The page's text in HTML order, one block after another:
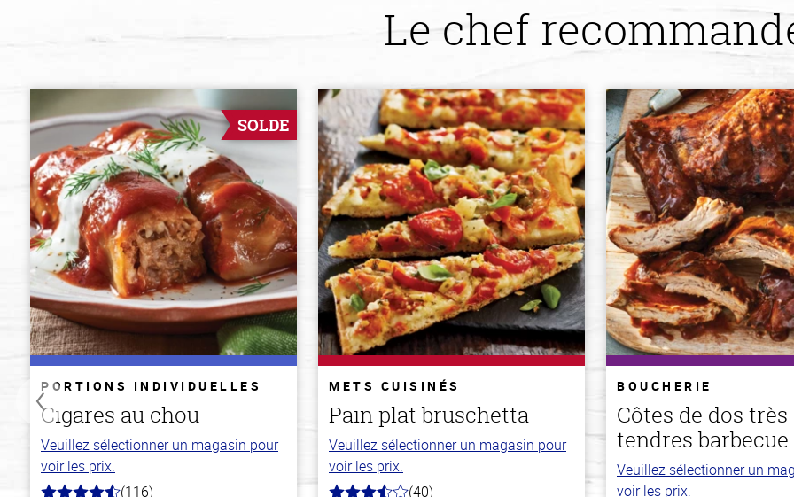
Le chef
SOLDE
PORTIONS INDIVIDUELLES
Cigares au chou
Veuillez sélectionner un magasin pour
voir les prix.
(116)
METS CUISINÉS
Pain plat bruschetta
Veuillez sélectionner un magasin pour
voir les prix.
(40)
BOUCHERIE
Côtes de dos très
tendres
Veuillez sélectionner un
voir les prix.